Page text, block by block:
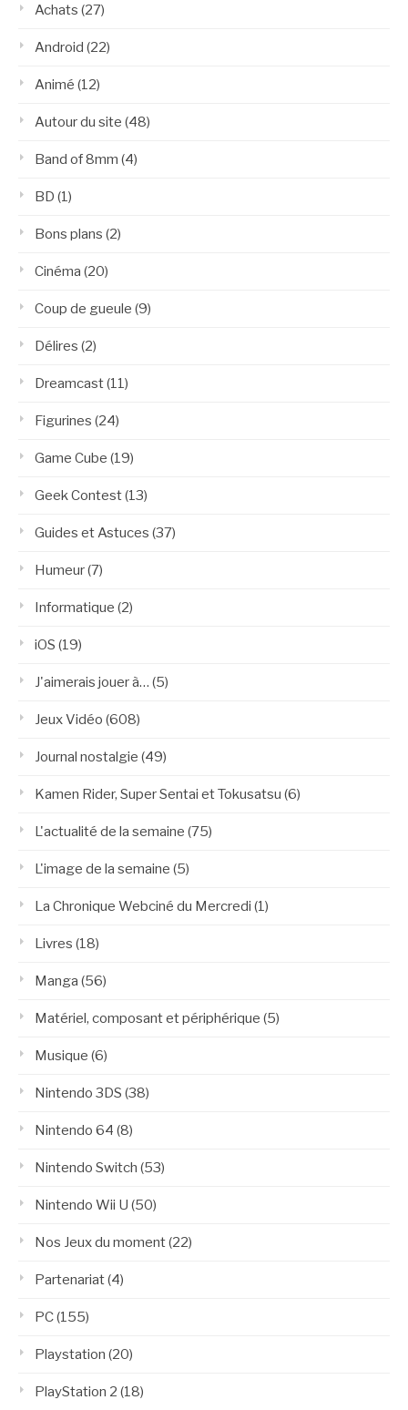
Achats (27)
Android (22)
Animé (12)
Autour du site (48)
Band of 8mm (4)
BD (1)
Bons plans (2)
Cinéma (20)
Coup de gueule (9)
Délires (2)
Dreamcast(11)
Figurines (24)
Game Cube (19)
Geek Contest(13)
Guides et Astuces (37)
Humeur(7)
Informatique (2)
iOS (19)
J'aimerais jouer à… (5)
Jeux Vidéo (608)
Journal nostalgie (49)
Kamen Rider, Super Sentai et Tokusatsu (6)
L'actualité de la semaine (75)
L'image de la semaine (5)
La Chronique Webciné du Mercredi (1)
Livres (18)
Manga (56)
Matériel, composant et périphérique (5)
Musique (6)
Nintendo 3DS (38)
Nintendo 64 (8)
Nintendo Switch (53)
Nintendo Wii U (50)
Nos Jeux du moment(22)
Partenariat(4)
PC(155)
Playstation (20)
PlayStation 2 (18)